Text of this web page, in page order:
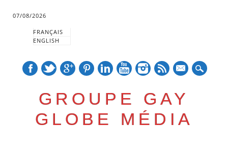
07/08/2026
FRANÇAIS
ENGLISH
GROUPE GAY
GLOBE MÉDIA